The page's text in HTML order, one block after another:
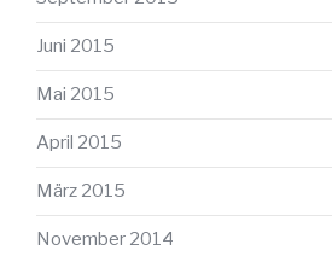
Juni 2015
Mai 2015
April 2015
März 2015
November 2014